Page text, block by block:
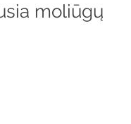
moliūgų